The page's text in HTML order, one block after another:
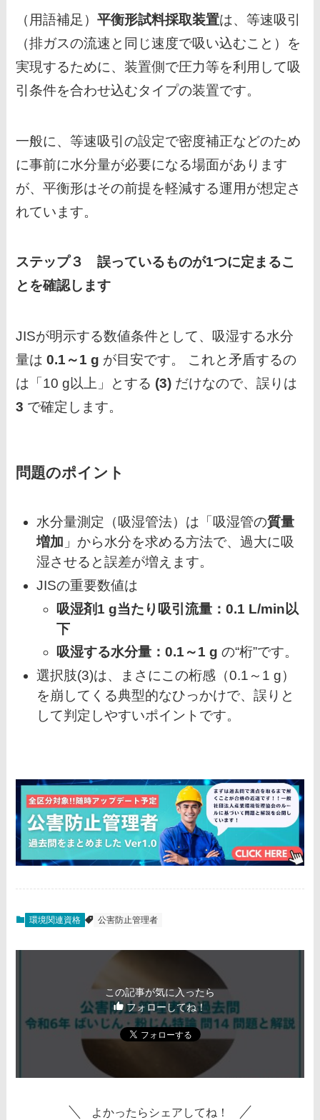
（用語補足）平衡形試料採取装置は、等速吸引
（排ガスの流速と同じ速度で吸い込むこと）を
実現するために、装置側で圧力等を利用して吸
引条件を合わせ込むタイプの装置です。
一般に、等速吸引の設定で密度補正などのため
に事前に水分量が必要になる場面があります
が、平衡形はその前提を軽減する運用が想定さ
れています。
ステップ３ 誤っているものが1つに定まるこ
とを確認します
JISが明示する数値条件として、吸湿する水分
量は0.1～1 g が目安です。 これと矛盾するの
は「10 g以上」とする (3) だけなので、誤りは
3 で確定します。
問題のポイント
水分量測定（吸湿管法）は「吸湿管の質量
増加 」から水分を求める方法で、過大に吸
湿させると誤差が増えます。
JISの重要数値は
吸湿剤1 g当たり吸引流量：0.1 L/min以
下
吸湿する水分量：0.1～1 g の“桁”です。
選択肢(3)は、まさにこの桁感（0.1～1 g）
を崩してくる典型的なひっかけで、誤りと
して判定しやすいポイントです。
環境関連資格 公害防止管理者
この記事が気に入ったら
フォローしてね！
よかったらシェアしてね！